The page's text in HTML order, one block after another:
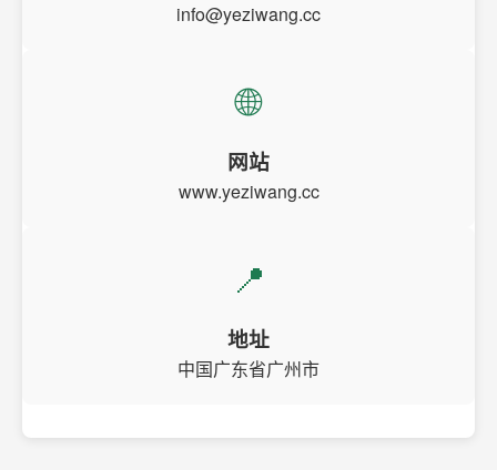
info@yeziwang.cc
🌐
网站
www.yeziwang.cc
📍
地址
中国广东省广州市